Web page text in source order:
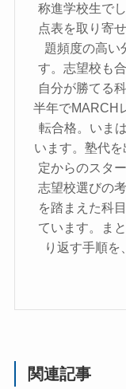
称進学校生で
点表を取り寄
題頻度の高い
す。志望校も
自分が勝てる
半年でMARCH
転合格。いま
います。塾代
定からのスタ
志望校選びの
を踏まえた科
ています。ま
り返す手順を
関連記事